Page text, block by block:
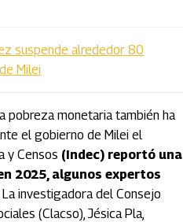
suspende alrededor 80
Milei
pobreza monetaria también ha
el gobierno de Milei el
y Censos (Indec) reportó una
2025, algunos expertos
La investigadora del Consejo
(Clacso), Jésica Pla,